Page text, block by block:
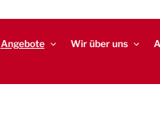
Angebote Wir über uns